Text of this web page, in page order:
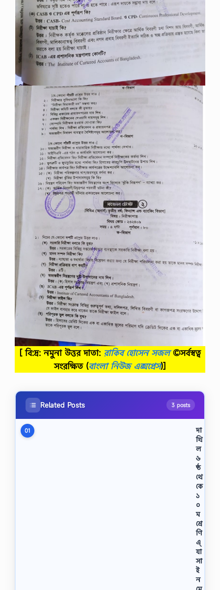
[ বি:দ্র: নমুনা উত্তর দাতা: রাকিব হোসেন সজল©সর্বস্বত্ব
সংরক্ষিত (বাংলা নিউজ এক্সপ্রেস)]
Related Posts 3 posts
01
দা
খি
ল
৬
ষ্ঠ
থে
কে
১
০
ম
শ্রে
ণি
এ্
যা
সা
ই
ন